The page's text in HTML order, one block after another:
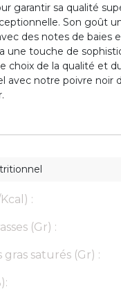
garantir sa qualité
Son goût
des notes de baies
une touche de
choix de la qualité et
avec notre poivre noir
:
(Gr) :
gras saturés (Gr) :